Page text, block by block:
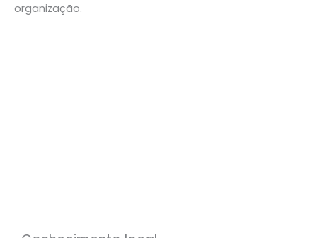
organização.